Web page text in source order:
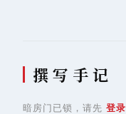
撰 写 手 记
暗房门已锁，请先 登录